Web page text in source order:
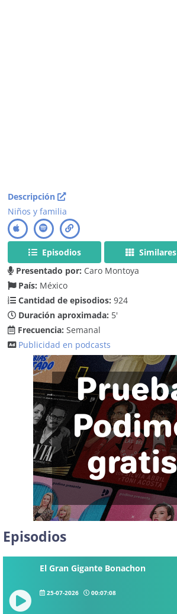
Descripción
Niños y familia
Episodios
Similares
Presentado por: Caro Montoya
País: México
Cantidad de episodios: 924
Duración aproximada: 5'
Frecuencia: Semanal
Publicidad en podcasts
Episodios
El Gran Gigante Bonachon
25-07-2026 00:07:08